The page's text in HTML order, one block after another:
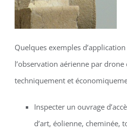
Quelques exemples
l’observation aérienne par
techniquement et
Inspecter un ouvrage
d’art, éolienne, cheminée,